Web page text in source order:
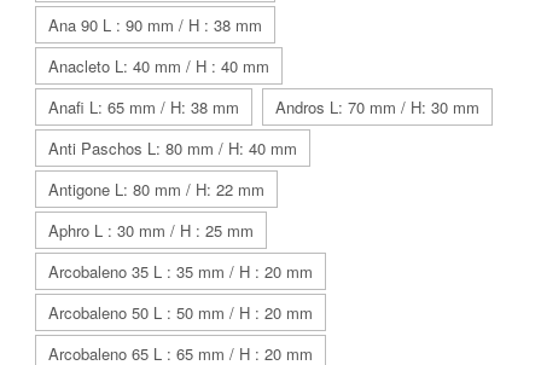
Ana 90 L : 90 mm / H : 38 mm
Anacleto L: 40 mm / H : 40 mm
Anafi L: 65 mm / H: 38 mm
Andros L: 70 mm / H: 30 mm
Anti Paschos L: 80 mm / H: 40 mm
Antigone L: 80 mm / H: 22 mm
Aphro L : 30 mm / H : 25 mm
Arcobaleno 35 L : 35 mm / H : 20 mm
Arcobaleno 50 L : 50 mm / H : 20 mm
Arcobaleno 65 L : 65 mm / H : 20 mm